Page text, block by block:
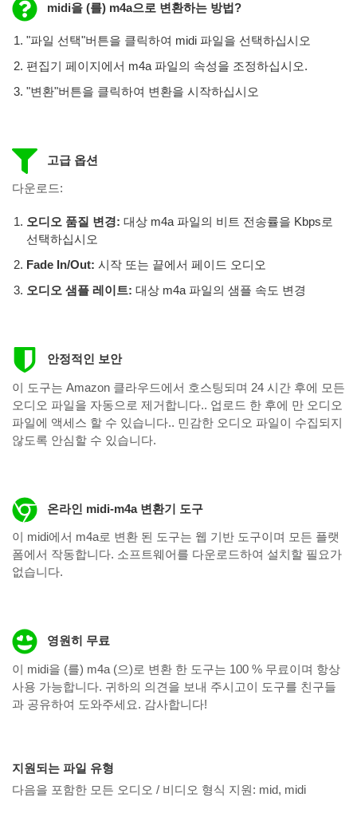
midi을 (를) m4a으로 변환하는 방법?
"파일 선택"버튼을 클릭하여 midi 파일을 선택하십시오
편집기 페이지에서 m4a 파일의 속성을 조정하십시오.
"변환"버튼을 클릭하여 변환을 시작하십시오
고급 옵션
다운로드:
오디오 품질 변경: 대상 m4a 파일의 비트 전송률을 Kbps로
선택하십시오
Fade In/Out: 시작 또는 끝에서 페이드 오디오
오디오 샘플 레이트: 대상 m4a 파일의 샘플 속도 변경
안정적인 보안
이 도구는 Amazon 클라우드에서 호스팅되며 24 시간 후에 모든
오디오 파일을 자동으로 제거합니다.. 업로드 한 후에 만 ​​오디오
파일에 액세스 할 수 있습니다.. 민감한 오디오 파일이 수집되지
않도록 안심할 수 있습니다.
온라인 midi-m4a 변환기 도구
이 midi에서 m4a로 변환 된 도구는 웹 기반 도구이며 모든 플랫
폼에서 작동합니다. 소프트웨어를 다운로드하여 설치할 필요가
없습니다.
영원히 무료
이 midi을 (를) m4a (으)로 변환 한 도구는 100 % 무료이며 항상
사용 가능합니다. 귀하의 의견을 보내 주시고이 도구를 친구들
과 공유하여 도와주세요. 감사합니다!
지원되는 파일 유형
다음을 포함한 모든 오디오 / 비디오 형식 지원: mid, midi